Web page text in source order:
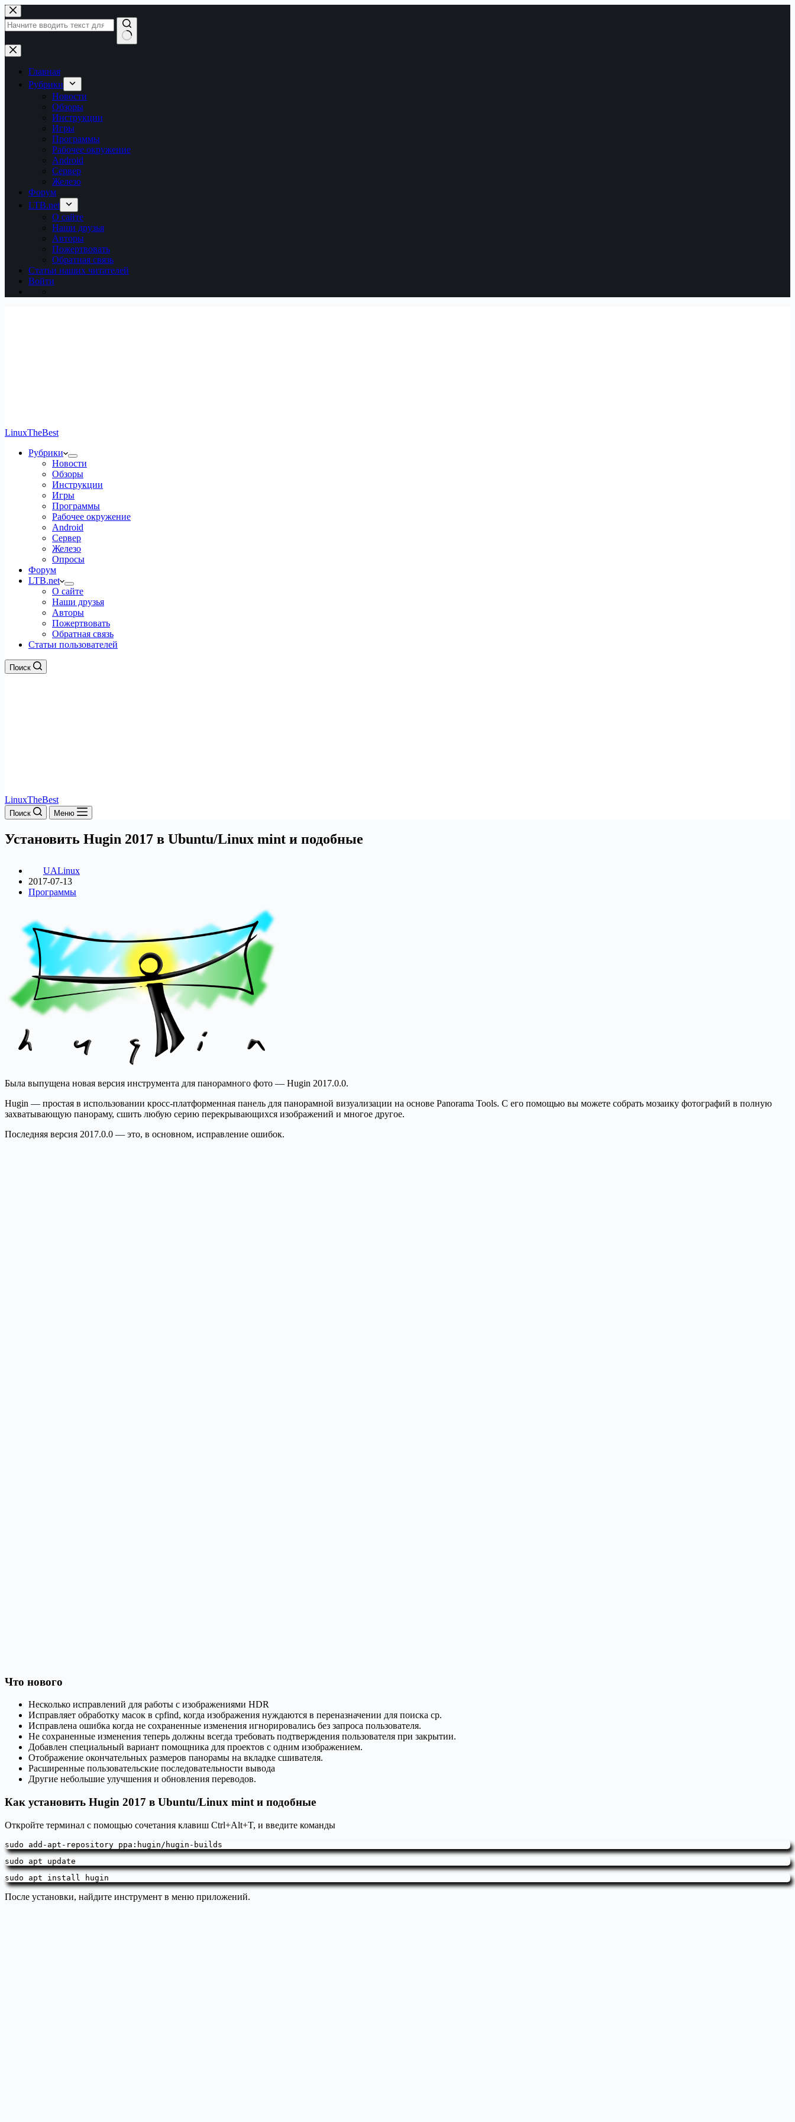
Перейти
к
сути
Ничего
не
найденоГлавная
Рубрики
Новости
Обзоры
Инструкции
Игры
Программы
Рабочее окружение
Android
Сервер
Железо
Форум
LTB.net
О сайте
Наши друзья
Авторы
Пожертвовать
Обратная связь
Статьи наших читателей
Войти
LinuxTheBest
Рубрики
Новости
Обзоры
Инструкции
Игры
Программы
Рабочее окружение
Android
Сервер
Железо
Опросы
Форум
LTB.net
О сайте
Наши друзья
Авторы
Пожертвовать
Обратная связь
Статьи пользователей
Поиск
LinuxTheBest
Поиск Меню
Установить Hugin 2017 в Ubuntu/Linux mint и подобные
UALinux
2017-07-13
Программы
Была выпущена новая версия инструмента для панорамного фото — Hugin 2017.0.0.
Hugin — простая в использовании кросс-платформенная панель для панорамной визуализации на основе Panorama Tools. С его помощью вы можете собрать мозаику фотографий в полную
захватывающую панораму, сшить любую серию перекрывающихся изображений и многое другое.
Последняя версия 2017.0.0 — это, в основном, исправление ошибок.
Что нового
Несколько исправлений для работы с изображениями HDR
Исправляет обработку масок в cpfind, когда изображения нуждаются в переназначении для поиска cp.
Исправлена ошибка когда не сохраненные изменения игнорировались без запроса пользователя.
Не сохраненные изменения теперь должны всегда требовать подтверждения пользователя при закрытии.
Добавлен специальный вариант помощника для проектов с одним изображением.
Отображение окончательных размеров панорамы на вкладке сшивателя.
Расширенные пользовательские последовательности вывода
Другие небольшие улучшения и обновления переводов.
Как установить Hugin 2017 в Ubuntu/Linux mint и подобные
Откройте терминал с помощью сочетания клавиш Ctrl+Alt+T, и введите команды
sudo add-apt-repository ppa:hugin/hugin-builds
sudo apt update
sudo apt install hugin
После установки, найдите инструмент в меню приложений.